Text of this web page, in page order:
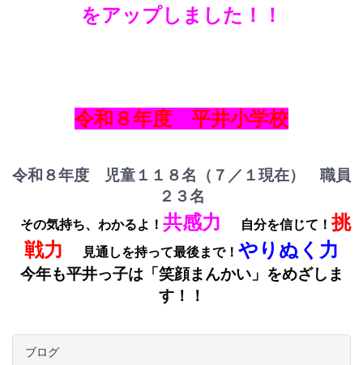
をアップしました！！
令和８年度 平井小学校
令和８年度 児童１１８名（７／１現在） 職員
２３名
その気持ち、わかるよ！ 共感力 自分を信じて！挑
戦力
見通しを持って最後まで！ やりぬく力
今年も平井っ子は「笑顔まんかい」をめざしま
す！！
ブログ